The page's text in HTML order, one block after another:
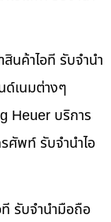
นค้าไอที รับจำนำ
ด์เนมต่างๆ
Heuer บริการ
ศัพท์ รับจำนำไอ
รับจำนำมือถือ